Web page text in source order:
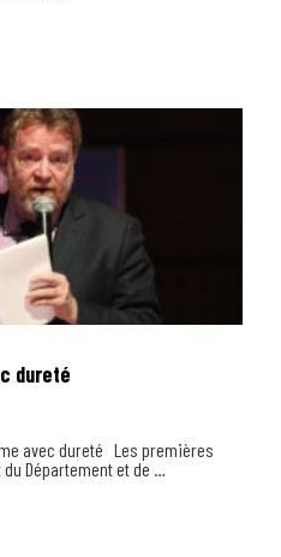
dureté
avec dureté Les premières
Département et de …